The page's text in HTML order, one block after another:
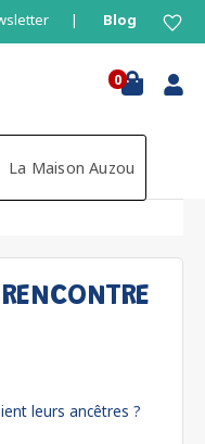
Blog
0
La Maison Auzou
leurs ancêtres ?